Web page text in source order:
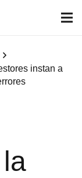
instan a